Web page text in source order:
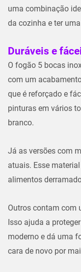
uma combinação
da cozinha e ter
Duráveis e
O fogão 5 bocas
com um
que é reforçado e
pinturas em vários
branco.
Já as versões com
atuais. Esse
alimentos
Outros contam com
Isso ajuda a
moderno e dá uma
cara de novo por